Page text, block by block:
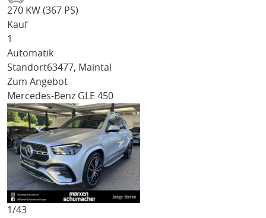
270 KW (367 PS)
Kauf
1
Automatik
Standort63477, Maintal
Zum Angebot
Mercedes-Benz GLE 450
1/43